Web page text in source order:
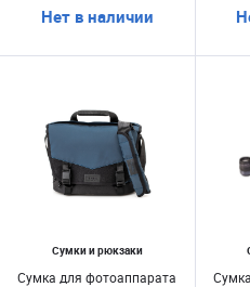
Нет в наличии
Сумки и рюкзаки
Сумка для фотоаппарата